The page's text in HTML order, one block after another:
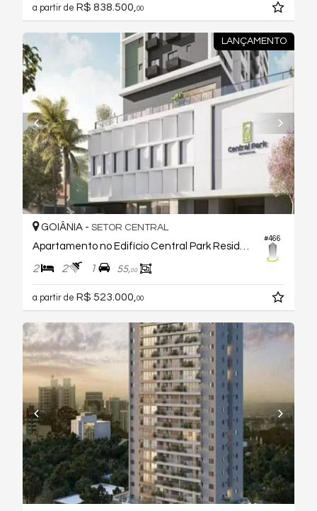
a partir de R$ 838.500, 00
LANÇAMENTO
#466
GOIÂNIA - SETOR CENTRAL
Apartamento no Edifício Central Park Residence
2 2 1 55,00
a partir de R$ 523.000,00